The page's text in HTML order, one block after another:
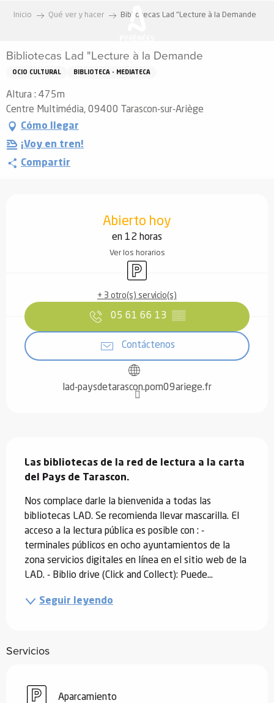
principal
Inicio Qué ver y hacer Bibliotecas Lad "Lecture à la Demande
Bibliotecas Lad "Lecture à la Demande
OCIO CULTURAL BIBLIOTECA - MEDIATECA
Altura : 475m
Centre Multimédia, 09400 Tarascon-sur-Ariège
Cómo llegar
¡Voy en tren!
Compartir
Abierto hoy
en 12 horas
Ver los horarios
Aparcamiento
+ 3 otro(s) servicio(s)
05 61 66 13 ▒▒
Contáctenos
lad-paysdetarascon.pom09ariege.fr
Las bibliotecas de la red de lectura a la carta
del Pays de Tarascon.
Nos complace darle la bienvenida a todas las
bibliotecas LAD. Se recomienda llevar mascarilla. El
acceso a la lectura pública es posible con : -
terminales públicos en ocho ayuntamientos de la
zona servicios digitales en línea en el sitio web de la
LAD. - Biblio drive (Click and Collect): Puede...
Seguir leyendo
Servicios
Aparcamiento